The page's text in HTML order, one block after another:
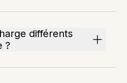
différents
?